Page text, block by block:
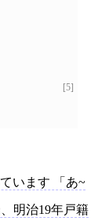
[5]
います 「あ~
明治19年戸籍